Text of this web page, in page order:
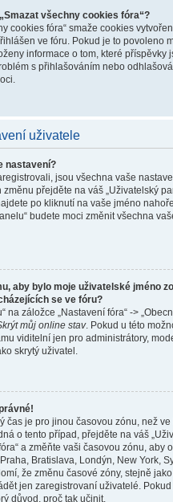
všechny cookies fóra“?
cookies fóra“ smaže cookies
ve fóru. Pokud je to povoleno
informace o tom, které příspěvky
s přihlašováním nebo
uživatele
nastavení?
jsou všechna vaše
přejděte na váš „Uživatelský
po kliknutí na vaše jméno
budete moci změnit všechna
aby bylo moje uživatelské jméno
se ve fóru?
na záložce „Nastavení fóra“ ->
můj online stav. Pokud u této
viditelní jen pro administrátory,
skrytý uživatel.
čas je pro jinou časovou zónu, než ve
o tento případ, přejděte na váš
a změňte vaši časovou zónu, aby
Bratislava, Londýn, New York,
že změnu časové zóny, stejně
jen zaregistrovaní uživatelé.
důvod, proč tak učinit.